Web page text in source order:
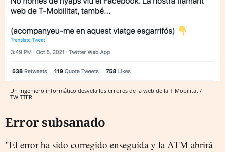
Un ingeniero informático desvela los errores de la web de la T-Mobilitat /
TWITTER
Error subsanado
"El error ha sido corregido enseguida y la ATM abrirá